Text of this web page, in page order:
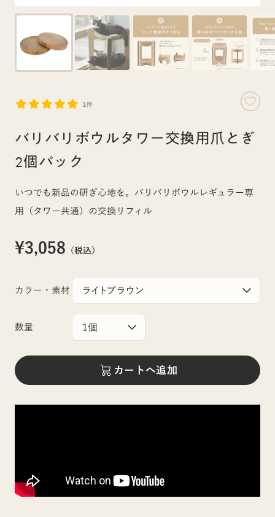
1件
バリバリボウルタワー交換用爪とぎ
2個パック
いつでも新品の研ぎ心地を。バリバリボウルレギュラー専
用（タワー共通）の交換リフィル
¥3,058 （税込）
カラー・素材
数量
カートへ追加